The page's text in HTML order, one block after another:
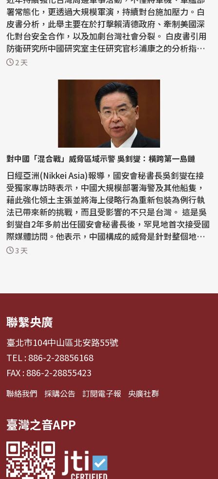
署常態化，更透過大規模軍演，持續對台施加壓力。白
皮書分析，此舉主要在於打擊賴清德政府、牽制美國深
化對台安全合作，以及加劇台灣社會分裂。 白皮書引用
防衛研究所中國研究室主任研究官杉浦康之的分析指
出，中...
2 天
對中國「混合戰」威脅區域示警 吳釗燮：橫跨第一島鏈
日經亞洲(Nikkei Asia)報導，國安會秘書長吳釗燮在接
受獨家專訪時表示，中國大規模部署海警及其他船隻，
藉此強化領土主張並將海上侵略行為重新包裝為例行執
法已帶來新的挑戰，而且受影響的不只是台灣。 這是吳
釗燮自2年多前出任國安會秘書長後，罕見地首次接受國
際媒體訪問。他表示，中國構成的威脅是針對整個地
區...3 天
聯繫央廣
臺北市104中山區北安路55號
TEL : 886-2-28856168
FAX : 886-2-28855423
聯絡我們 採購公告 訂閱電子報 央廣社群
臺灣之音APP